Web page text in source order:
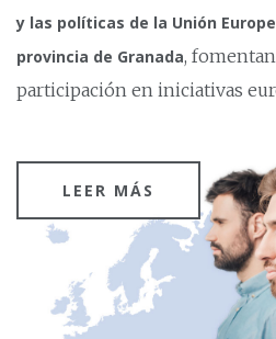
y las políticas de la Unión
provincia de Granada,
participación en iniciativas
LEER MÁS